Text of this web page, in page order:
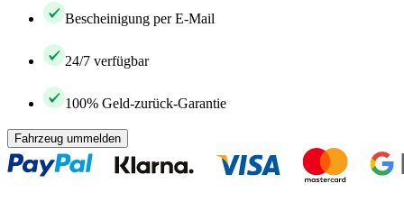
Bescheinigung per E-Mail
24/7 verfügbar
100% Geld-zurück-Garantie
Fahrzeug ummelden